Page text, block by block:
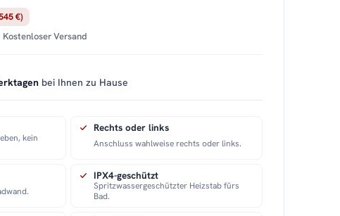
€)
Kostenloser Versand
bei Ihnen zu Hause
kein
Rechts oder links
Anschluss wahlweise rechts oder links.
IPX4-geschützt
Spritzwassergeschützter Heizstab fürs
Bad.